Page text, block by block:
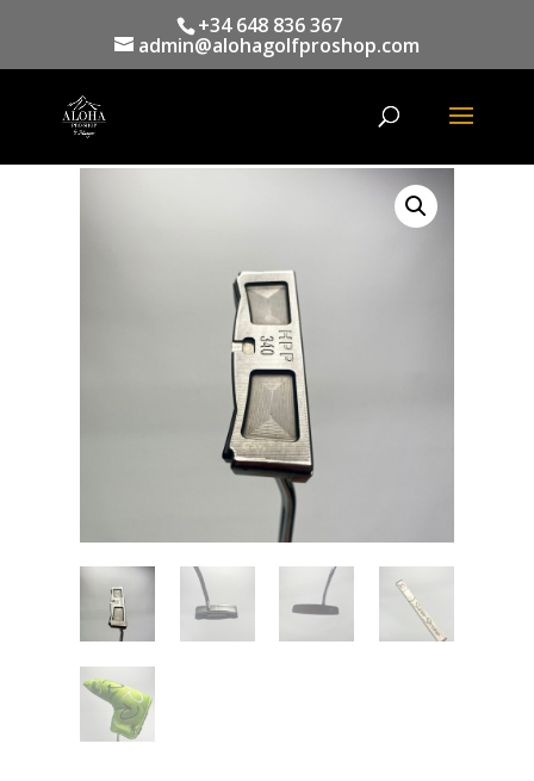
+34 648 836 367
admin@alohagolfproshop.com
productos